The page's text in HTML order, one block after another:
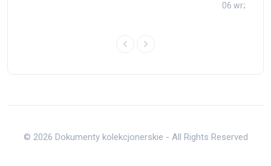
06
© 2026 Dokumenty kolekcjonerskie - All Rights Reserved